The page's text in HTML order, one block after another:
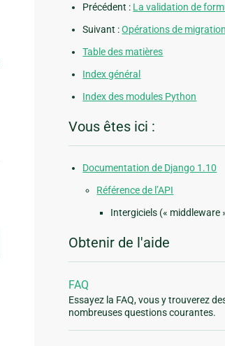
Précédent : La validation de
Suivant :Opérations de migration
Table des matières
Index général
Index des modules Python
Vous êtes ici :
Documentation de Django 1.10
Référence de l’API
Intergiciels (« middleware
Obtenir de l'aide
FAQ
Essayez la FAQ, vous y trouverez
nombreuses questions courantes.